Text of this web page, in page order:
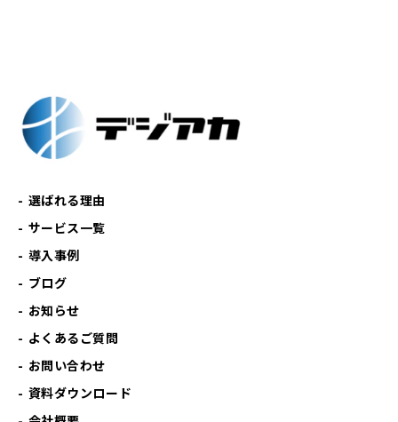
選ばれる理由
サービス一覧
導入事例
ブログ
お知らせ
よくあるご質問
お問い合わせ
資料ダウンロード